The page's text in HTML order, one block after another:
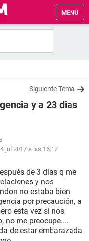
MENU
Siguiente Tema
y a 23 dias
jul 2017 a las 16:12
de 3 dias q me
y nos
no estaba bien
por precaución, a
esta vez si nos
no me preocupe....
de estar embarazada